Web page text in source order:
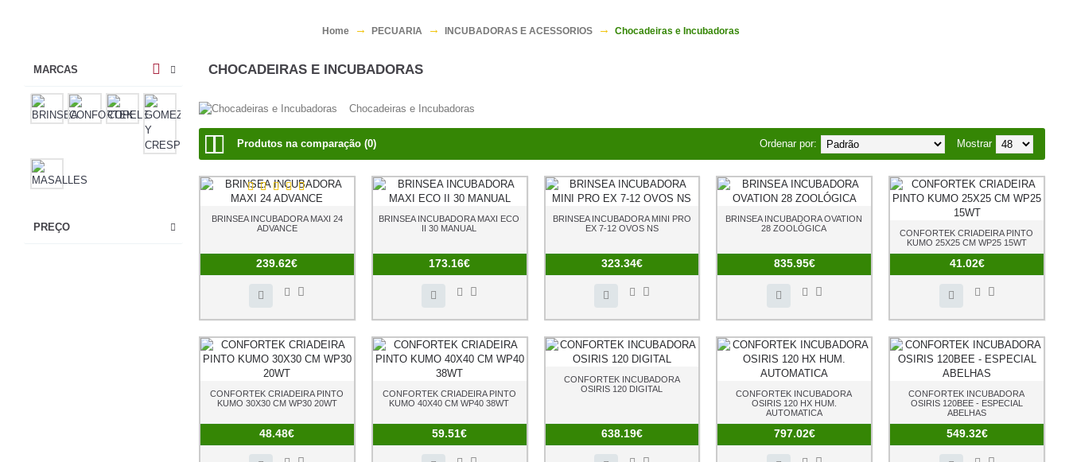
Home PECUARIA INCUBADORAS E ACESSORIOS Chocadeiras e Incubadoras
MARCAS
PREÇO
CHOCADEIRAS E INCUBADORAS
Chocadeiras e Incubadoras
Produtos na comparação (0) Mostrar
Ordenar por:
BRINSEA INCUBADORA MAXI 24
ADVANCE
239.62€
BRINSEA INCUBADORA MAXI ECO
II 30 MANUAL
173.16€
BRINSEA INCUBADORA MINI PRO
EX 7-12 OVOS NS
323.34€
BRINSEA INCUBADORA OVATION
28 ZOOLÓGICA
835.95€
CONFORTEK CRIADEIRA PINTO
KUMO 25X25 CM WP25 15WT
41.02€
CONFORTEK CRIADEIRA PINTO
KUMO 30X30 CM WP30 20WT
48.48€
CONFORTEK CRIADEIRA PINTO
KUMO 40X40 CM WP40 38WT
59.51€
CONFORTEK INCUBADORA
OSIRIS 120 DIGITAL
638.19€
CONFORTEK INCUBADORA
OSIRIS 120 HX HUM.
AUTOMATICA
797.02€
CONFORTEK INCUBADORA
OSIRIS 120BEE - ESPECIAL
ABELHAS
549.32€